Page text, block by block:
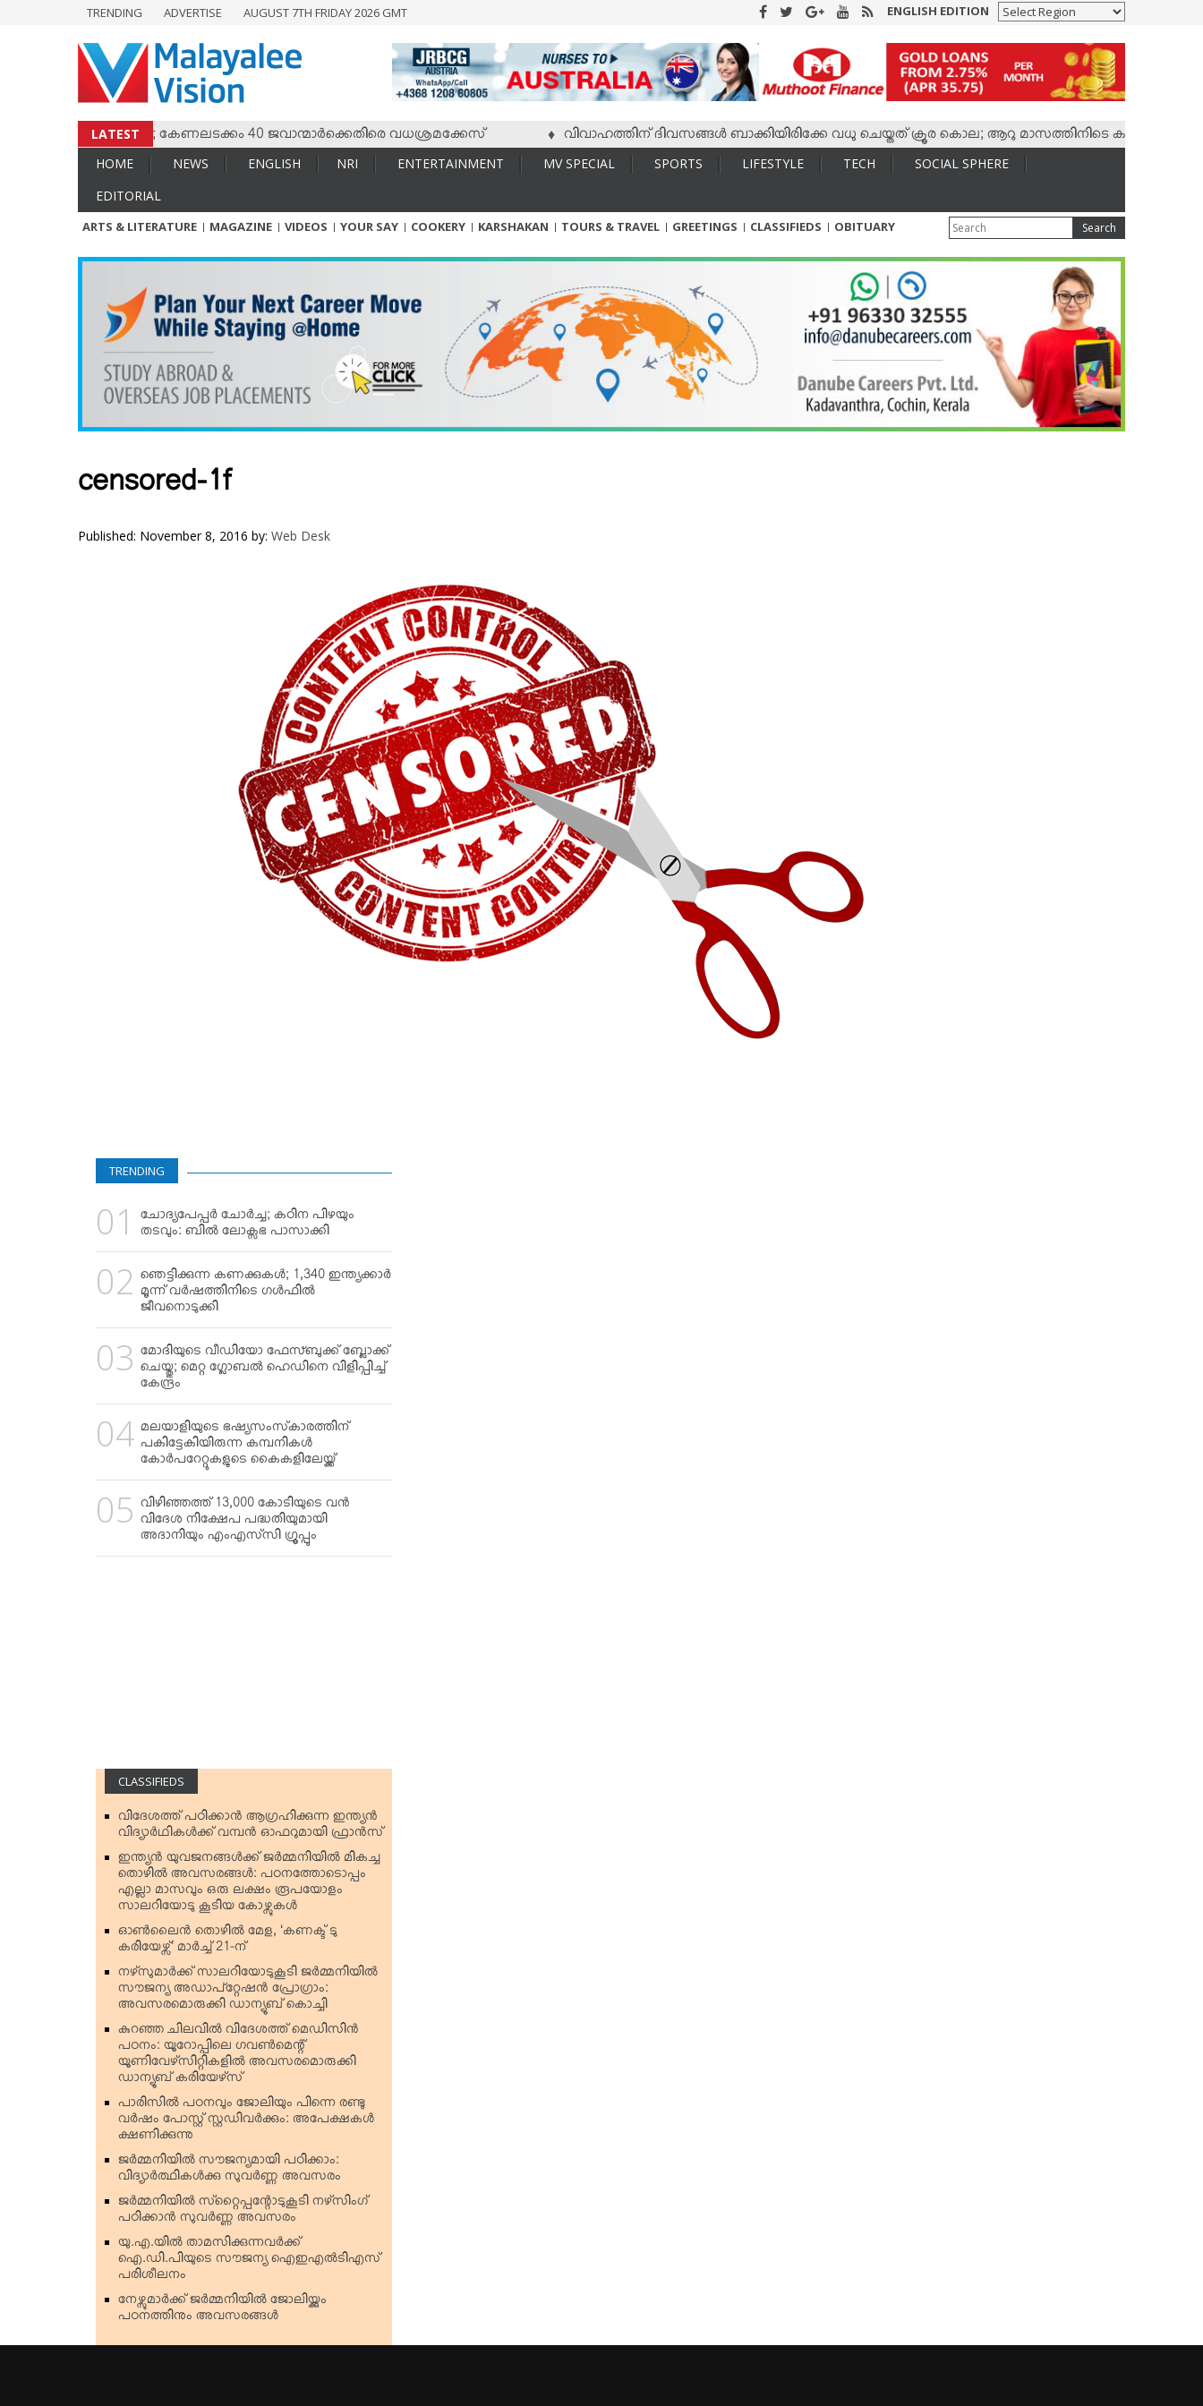
ENTERTAINMENT
TECH & AUTO
ARTS & LITERATURE
TRENDING ADVERTISE AUGUST 7TH FRIDAY 2026 GMT ENGLISH EDITION
LATEST
സംഘര്‍ഷം; കേണലടക്കം 40 ജവാന്മാര്‍ക്കെതിരെ വധശ്രമക്കേസ് വിവാഹത്തിന് ദിവസങ്ങള്‍ ബാക്കിയിരിക്കേ വധു ചെയ്തത് ക്രൂര കൊല; ആറു മാസത്തിനിടെ കാമുകനുമായി
HOME NEWS ENGLISH NRI ENTERTAINMENT MV SPECIAL SPORTS LIFESTYLE TECH
SOCIAL SPHERE
EDITORIAL
ARTS & LITERATURE MAGAZINE VIDEOS YOUR SAY COOKERY KARSHAKAN TOURS & TRAVEL GREETINGS CLASSIFIEDS OBITUARY Search
censored-1f
Published: November 8, 2016 by: Web Desk
TRENDING
ചോദ്യപേപ്പര്‍ ചോര്‍ച്ച; കഠിന പിഴയും
തടവും: ബില്‍ ലോക്സഭ പാസാക്കി
ഞെട്ടിക്കുന്ന കണക്കുകള്‍; 1,340 ഇന്ത്യക്കാര്‍
മൂന്ന് വര്‍ഷത്തിനിടെ ഗള്‍ഫില്‍
ജീവനൊടുക്കി
മോദിയുടെ വീഡിയോ ഫേസ്ബുക്ക് ബ്ലോക്ക്
ചെയ്തു; മെറ്റ ഗ്ലോബല്‍ ഹെഡിനെ വിളിപ്പിച്ച്
കേന്ദ്രം
മലയാളിയുടെ ഭഷ്യസംസ്‌കാരത്തിന്
പകിട്ടേകിയിരുന്ന കമ്പനികള്‍
കോര്‍പറേറ്റുകളുടെ കൈകളിലേയ്ക്ക്
വിഴിഞ്ഞത്ത് 13,000 കോടിയുടെ വന്‍
വിദേശ നിക്ഷേപ പദ്ധതിയുമായി
അദാനിയും എംഎസ്‌സി ഗ്രൂപ്പും
CLASSIFIEDS
വിദേശത്ത് പഠിക്കാന്‍ ആഗ്രഹിക്കുന്ന ഇന്ത്യന്‍
വിദ്യാര്‍ഥികള്‍ക്ക് വമ്പന്‍ ഓഫറുമായി ഫ്രാന്‍സ്
ഇന്ത്യന്‍ യുവജനങ്ങള്‍ക്ക് ജര്‍മ്മനിയില്‍ മികച്ച
തൊഴില്‍ അവസരങ്ങള്‍: പഠനത്തോടൊപ്പം
എല്ലാ മാസവും ഒരു ലക്ഷം രൂപയോളം
സാലറിയോടു കൂടിയ കോഴ്സുകള്‍
ഓണ്‍ലൈന്‍ തൊഴില്‍ മേള, ‘കണക്ട് ടു
കരിയേഴ്സ്’ മാര്‍ച്ച് 21-ന്
നഴ്‌സുമാര്‍ക്ക് സാലറിയോടുകൂടി ജര്‍മ്മനിയില്‍
സൗജന്യ അഡാപ്റ്റേഷന്‍ പ്രോഗ്രാം:
അവസരമൊരുക്കി ഡാന്യൂബ് കൊച്ചി
കുറഞ്ഞ ചിലവില്‍ വിദേശത്ത് മെഡിസിന്‍
പഠനം: യൂറോപ്പിലെ ഗവണ്‍മെന്റ്
യൂണിവേഴ്‌സിറ്റികളില്‍ അവസരമൊരുക്കി
ഡാന്യൂബ് കരിയേഴ്‌സ്
പാരിസില്‍ പഠനവും ജോലിയും പിന്നെ രണ്ടു
വര്‍ഷം പോസ്റ്റ് സ്റ്റഡിവര്‍ക്കും: അപേക്ഷകള്‍
ക്ഷണിക്കുന്നു
ജര്‍മ്മനിയില്‍ സൗജന്യമായി പഠിക്കാം:
വിദ്യാര്‍ത്ഥികള്‍ക്കു സുവര്‍ണ്ണ അവസരം
ജര്‍മ്മനിയില്‍ സ്‌റ്റൈപ്പന്റോടുകൂടി നഴ്‌സിംഗ്
പഠിക്കാന്‍ സുവര്‍ണ്ണ അവസരം
യു.എ.യില്‍ താമസിക്കുന്നവര്‍ക്ക്
ഐ.ഡി.പിയുടെ സൗജന്യ ഐഇഎല്‍ടിഎസ്
പരിശീലനം
നേഴ്സുമാര്‍ക്ക് ജര്‍മ്മനിയില്‍ ജോലിയ്ക്കും
പഠനത്തിനും അവസരങ്ങള്‍